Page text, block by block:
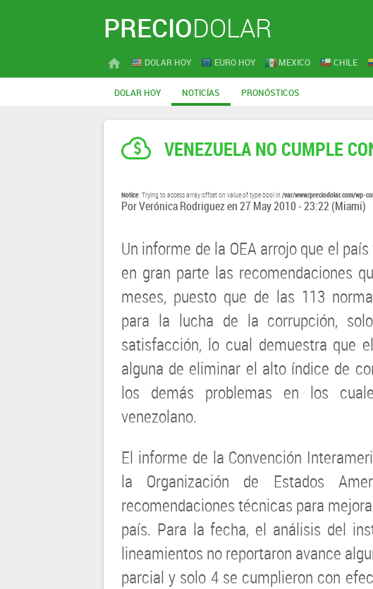
PRECIODOLAR
DOLAR HOY EURO HOY MEXICO CHILE
DOLAR HOY NOTICÍAS PRONÓSTICOS
VENEZUELA NO CUMPLE
Notice: Trying to access array offset on value of type bool in /var/www/preciodolar.com/wp-
PorVerónica Rodriguezen27 May 2010 - 23:22(Miami)
Un informe de la OEA arrojo que el
en gran parte las recomendaciones
meses, puesto que de las 113
para la lucha de la corrupción,
satisfacción, lo cual demuestra que
alguna de eliminar el alto índice de
los demás problemas en los
venezolano.
El informe de la Convención
la Organización de Estados
recomendaciones técnicas para
país. Para la fecha, el análisis del
lineamientos no reportaron avance
parcial y solo 4 se cumplieron con